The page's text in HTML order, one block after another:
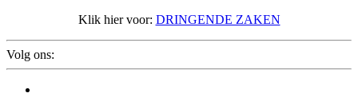
Klik hier voor: DRINGENDE ZAKEN
Volg ons: